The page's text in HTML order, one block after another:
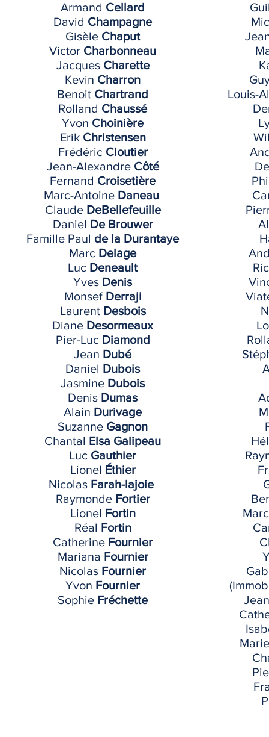
Armand Cellard
David Champagne
Gisèle Chaput
Victor Charbonneau
Jacques Charette
Kevin Charron
Benoit Chartrand
Rolland Chaussé
Yvon Choinière
Erik Christensen
Frédéric Cloutier
Jean-Alexandre Côté
Fernand Croisetière
Marc-Antoine Daneau
Claude DeBellefeuille
Daniel De Brouwer
Famille Paul de la Durantaye
Marc Delage
Luc Deneault
Yves Denis
Monsef Derraji
Laurent Desbois
Diane Desormeaux
Pier-Luc Diamond
Jean Dubé
Daniel Dubois
Jasmine Dubois
Denis Dumas
Alain Durivage
Suzanne Gagnon
Chantal Elsa Galipeau
Luc Gauthier
Lionel Éthier
Nicolas Farah-lajoie
RaymondeFortier
Lionel Fortin
Réal Fortin
Catherine Fournier
Mariana Fournier
Nicolas Fournier
Yvon Fournier
Sophie Fréchette
Louis-